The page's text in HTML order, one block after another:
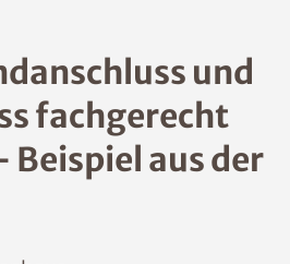
und
fachgerecht
Beispiel aus der